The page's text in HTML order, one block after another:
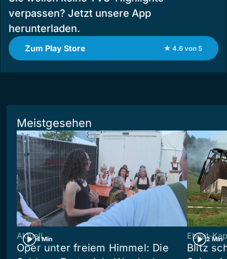
verpassen? Jetzt unsere App
herunterladen.
Zum Play Store ★ 4.6 von 5
Meistgesehen
4 Min
Aktuell
Oper unter freiem Himmel: Die
2 Min
Ebnat-
Blitz